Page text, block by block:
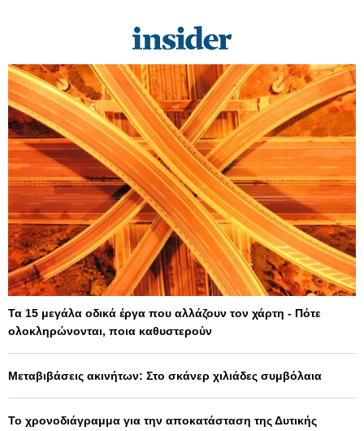
Τα 15 μεγάλα οδικά έργα που αλλάζουν τον χάρτη - Πότε
ολοκληρώνονται, ποια καθυστερούν
Μεταβιβάσεις ακινήτων: Στο σκάνερ χιλιάδες συμβόλαια
Το χρονοδιάγραμμα για την αποκατάσταση της Δυτικής